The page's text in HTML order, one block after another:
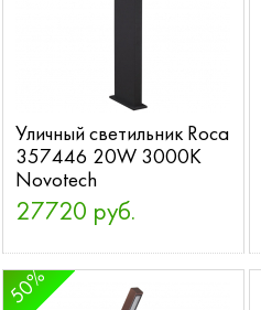
Уличный светильник Roca
357446 20W 3000K
Novotech
27720 руб.
50%